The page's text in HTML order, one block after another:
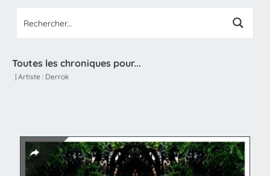
Toutes les chroniques pour...
| Artiste : Derrok